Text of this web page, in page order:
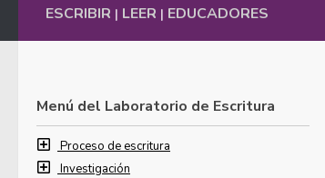
ESCRIBIR | LEER | EDUCADORES
Menú del Laboratorio de Escritura
Proceso de escritura
Investigación